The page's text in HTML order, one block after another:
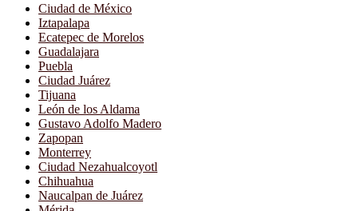
Ciudad de México
Iztapalapa
Ecatepec de Morelos
Guadalajara
Puebla
Ciudad Juárez
Tijuana
León de los Aldama
Gustavo Adolfo Madero
Zapopan
Monterrey
Ciudad Nezahualcoyotl
Chihuahua
Naucalpan de Juárez